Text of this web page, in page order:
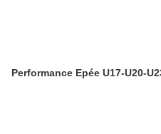
Performance Epée U17-U20-